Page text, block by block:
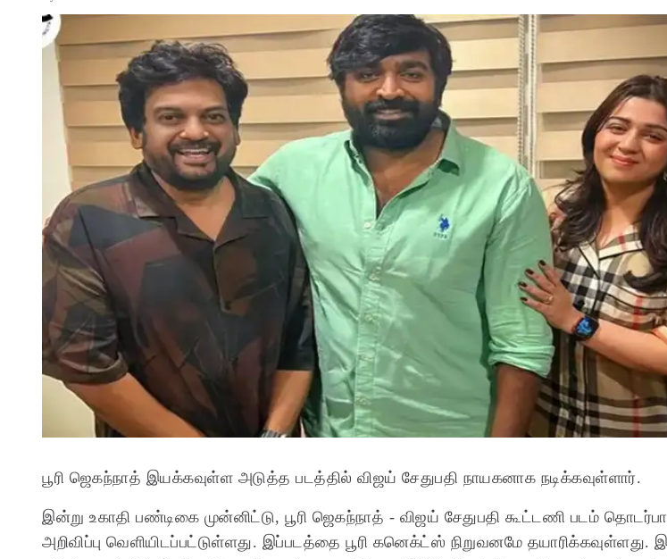
பூரி ஜெகந்நாத் இயக்கவுள்ள அடுத்த படத்தில் விஜய் சேதுபதி நாயகனாக நடிக்கவுள்ளார்.
இன்று உகாதி பண்டிகை முன்னிட்டு, பூரி ஜெகந்நாத் - விஜய் சேதுபதி கூட்டணி படம்
அறிவிப்பு வெளியிடப்பட்டுள்ளது. இப்படத்தை பூரி கனெக்ட்ஸ் நிறுவனமே தயாரிக்கவுள்ளது.